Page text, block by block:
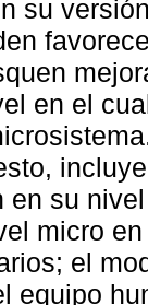
su
en el
en su
micro
el
equipo